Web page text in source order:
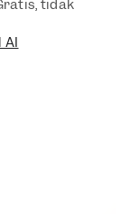
tidak
AI